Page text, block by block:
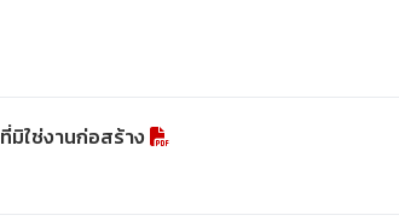
มิใช่งานก่อสร้าง